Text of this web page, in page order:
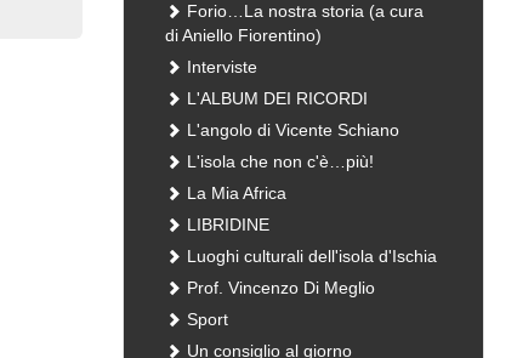
Forio…La nostra storia (a cura
di Aniello Fiorentino)
Interviste
L'ALBUM DEI RICORDI
L'angolo di Vicente Schiano
L'isola che non c'è…più!
La Mia Africa
LIBRIDINE
Luoghi culturali dell'isola d'Ischia
Prof. Vincenzo Di Meglio
Sport
Un consiglio al giorno